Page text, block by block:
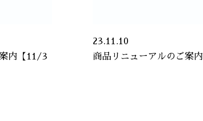
内【11/3
23.11.10
商品リニューアルのご案内